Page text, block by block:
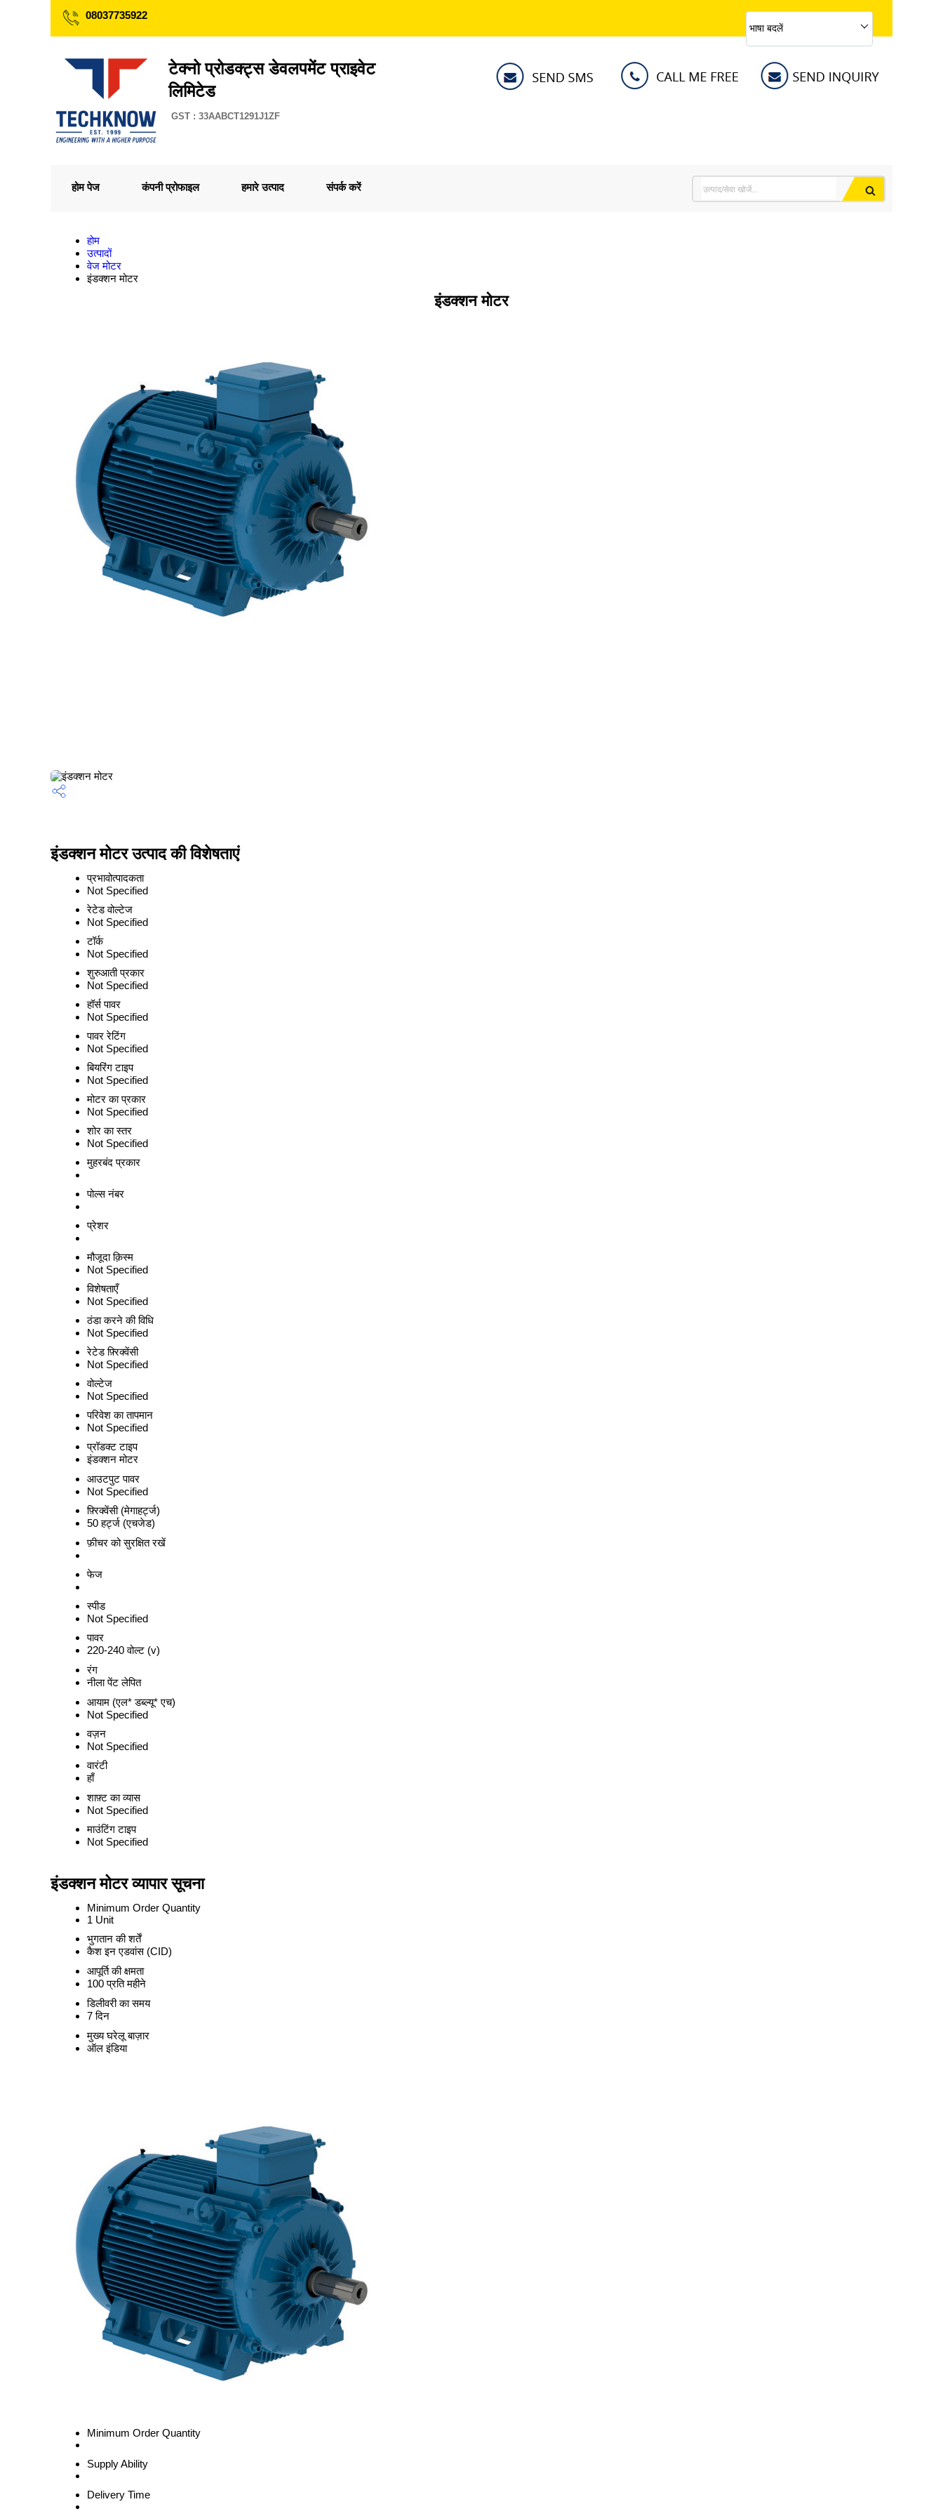
08037735922
भाषा बदलें
टेक्नो प्रोडक्ट्स डेवलपमेंट प्राइवेट
लिमिटेड
GST : 33AABCT1291J1ZF
होम पेज कंपनी प्रोफाइल हमारे उत्पाद संपर्क करें
होम
उत्पादों
वेज मोटर
इंडक्शन मोटर
इंडक्शन मोटर
इंडक्शन मोटर उत्पाद की विशेषताएं
प्रभावोत्पादकता
Not Specified
रेटेड वोल्टेज
Not Specified
टॉर्क
Not Specified
शुरुआती प्रकार
Not Specified
हॉर्स पावर
Not Specified
पावर रेटिंग
Not Specified
बियरिंग टाइप
Not Specified
मोटर का प्रकार
Not Specified
शोर का स्तर
Not Specified
मुहरबंद प्रकार
पोल्स नंबर
प्रेशर
मौजूदा क़िस्म
Not Specified
विशेषताएँ
Not Specified
ठंडा करने की विधि
Not Specified
रेटेड फ़्रिक्वेंसी
Not Specified
वोल्टेज
Not Specified
परिवेश का तापमान
Not Specified
प्रॉडक्ट टाइप
इंडक्शन मोटर
आउटपुट पावर
Not Specified
फ़्रिक्वेंसी (मेगाहर्ट्ज)
50 हर्ट्ज (एचजेड)
फ़ीचर को सुरक्षित रखें
फेज
स्पीड
Not Specified
पावर
220-240 वोल्ट (v)
रंग
नीला पेंट लेपित
आयाम (एल* डब्ल्यू* एच)
Not Specified
वज़न
Not Specified
वारंटी
हाँ
शाफ़्ट का व्यास
Not Specified
माउंटिंग टाइप
Not Specified
इंडक्शन मोटर व्यापार सूचना
Minimum Order Quantity
1 Unit
भुगतान की शर्तें
कैश इन एडवांस (CID)
आपूर्ति की क्षमता
100 प्रति महीने
डिलीवरी का समय
7 दिन
मुख्य घरेलू बाज़ार
ऑल इंडिया
Minimum Order Quantity
Supply Ability
Delivery Time